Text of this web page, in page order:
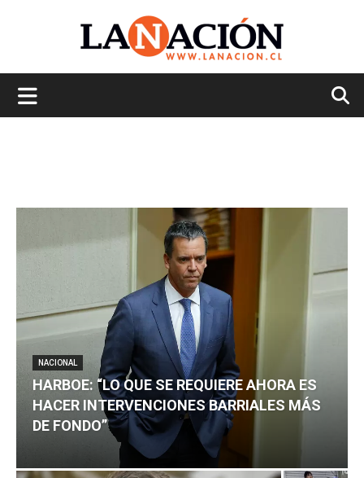
NACIONAL
HARBOE: “LO QUE SE REQUIERE AHORA ES
HACER INTERVENCIONES BARRIALES MÁS
DE FONDO”